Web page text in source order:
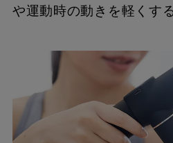
や運動時の動きを軽くす